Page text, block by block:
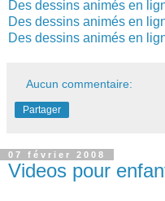
Des dessins animés en
Des dessins animés en
Des dessins animés en
Aucun commentaire:
Partager
07 février 2008
Videos pour